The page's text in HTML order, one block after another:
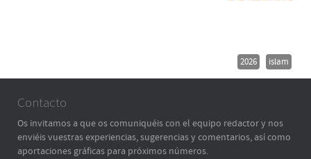
2026 islam
Contacto
Os invitamos a que os comuniquéis con el equipo redactor y nos
enviéis vuestras experiencias, sugerencias y comentarios, así como
aportaciones gráficas para próximos números.